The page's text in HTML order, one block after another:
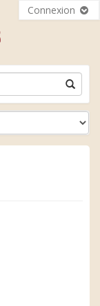
Connexion